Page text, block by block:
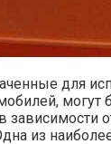
для
могут
зависимости
из